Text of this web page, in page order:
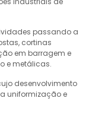
passando a
cortinas
em barragem e
e metálicas.
desenvolvimento
uniformização e